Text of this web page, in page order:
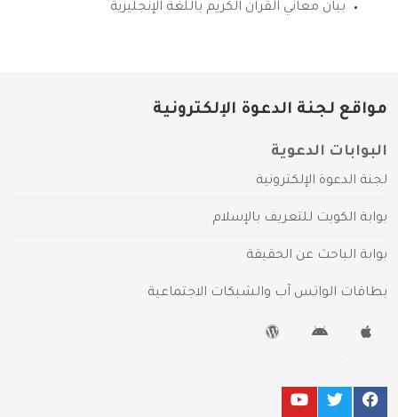
بيان معاني القرآن الكريم باللغة الإنجليزية
مواقع لجنة الدعوة الإلكترونية
البوابات الدعوية
لجنة الدعوة الإلكترونية
بوابة الكويت للتعريف بالإسلام
بوابة الباحث عن الحقيقة
بطاقات الواتس آب والشبكات الاجتماعية